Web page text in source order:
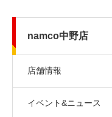
namco中野店
店舗情報
イベント&ニュース